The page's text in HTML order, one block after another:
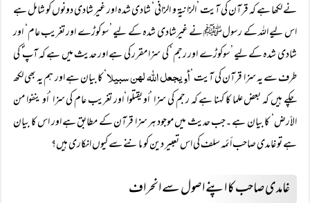
نے لکھا ہے کہ قرآن کی آیت ’الزانیۃ و الزانی‘ شادی شدہ اور غیر شادی دونوں کو شامل ہے
اس لیے اللہ کے رسولﷺ نے غیرشادی شدہ کے لیے ’سو کوڑے اور تغریب عام‘ اور
شادی شدہ کے لیے ’سوکوڑے اور رجم ‘ کی سزا مقرر کی ہے اور حدیث میں ہے کہ آپ ؐ کی
طرف سے یہ سزا قرآن کی آیت ’ أو یجعل اللہ لھن سبیلا‘ کا بیان ہے اور ہم یہ بھی لکھ
چکے ہیں کہ بعض علما کا کہنا ہے کہ رجم کی سزا ’أو یقتلوا‘اور تغریب عام کی سزا ’أو ینفوا من
الأرض‘ کا بیان ہے ۔جب حدیث میں موجود ہر سزا قرآن کے مطابق ہے اور اس کا بیان
ہے تو غامدی صاحب أئمہ سلف کی اس تعبیر دین کو ماننے سے کیوں انکاری ہیں؟
غامدی صاحب کا اپنے اصول سے انحراف